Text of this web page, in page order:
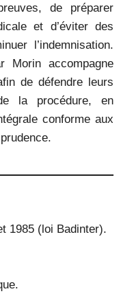
de préparer
et d’éviter des
l’indemnisation.
Morin accompagne
de défendre leurs
la procédure, en
conforme aux
1985 (loi Badinter).